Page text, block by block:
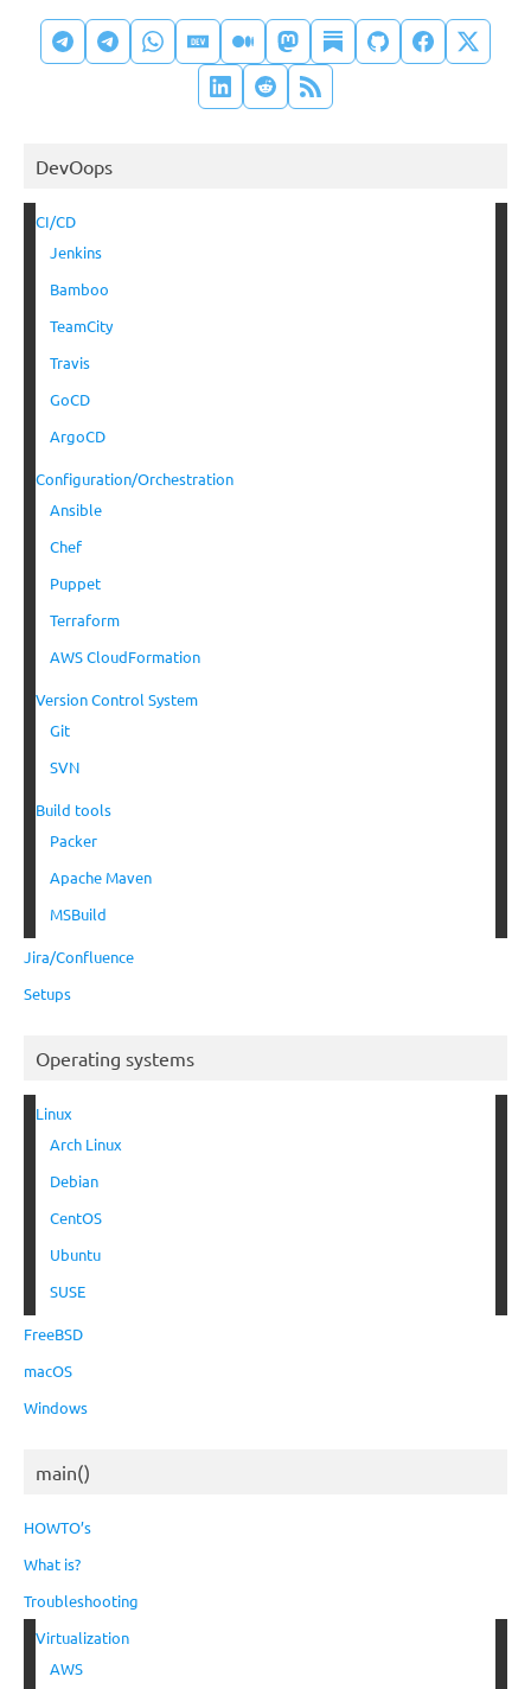
DevOops
CI/CD
Jenkins
Bamboo
TeamCity
Travis
GoCD
ArgoCD
Configuration/Orchestration
Ansible
Chef
Puppet
Terraform
AWS CloudFormation
Version Control System
Git
SVN
Build tools
Packer
Apache Maven
MSBuild
Jira/Confluence
Setups
Operating systems
Linux
Arch Linux
Debian
CentOS
Ubuntu
SUSE
FreeBSD
macOS
Windows
main()
HOWTO’s
What is?
Troubleshooting
Virtualization
AWS